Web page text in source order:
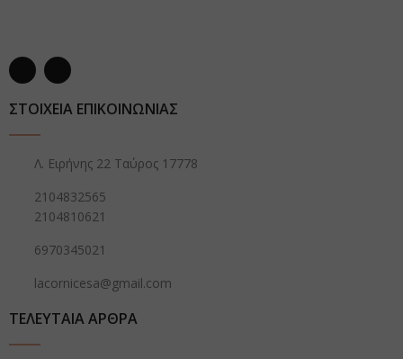
ΣΤΟΙΧΕΙΑ ΕΠΙΚΟΙΝΩΝΙΑΣ
Λ. Ειρήνης 22 Ταύρος 17778
2104832565
2104810621
6970345021
lacornicesa@gmail.com
ΤΕΛΕΥΤΑΙΑ ΑΡΘΡΑ